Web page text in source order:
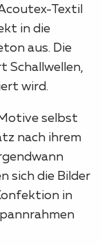
Textil
in die
aus. Die
Schallwellen,
wird.
selbst
nach ihrem
sich die Bilder
in